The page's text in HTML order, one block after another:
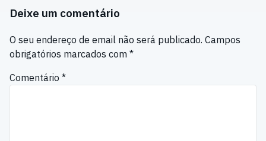
Deixe um comentário
O seu endereço de email não será publicado. Campos
obrigatórios marcados com *
Comentário *